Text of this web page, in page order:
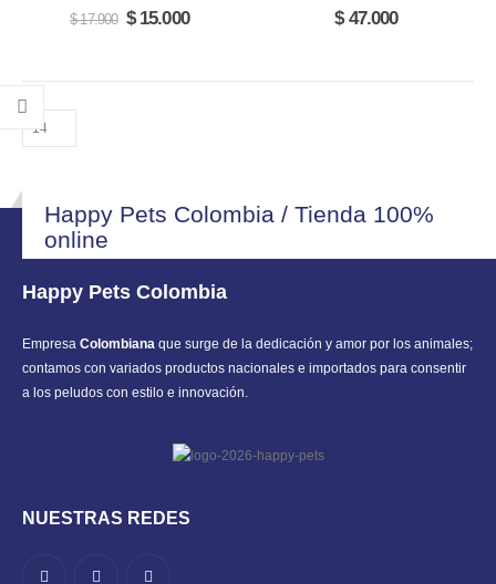
0 out of 5
$17.900 Original
$15.000Current
0out of 5
$47.000
Happy Pets Colombia / Tienda 100%
online
Happy Pets Colombia
Empresa Colombiana que surge de la dedicación y amor por los animales;
contamos con variados productos nacionales e importados para consentir
a los peludos con estilo e innovación.
NUESTRAS REDES